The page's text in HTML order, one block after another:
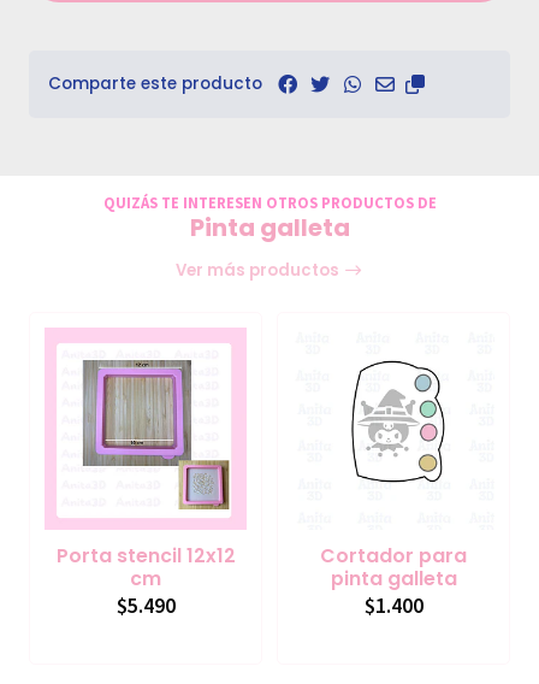
Comparte este producto
QUIZÁS TE INTERESEN OTROS PRODUCTOS DE
Pinta galleta
Ver más productos
Porta stencil 12x12
cm
$5.490
Cortador para
pinta galleta
$1.400